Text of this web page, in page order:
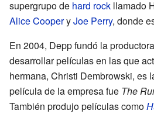
supergrupo de hard rock llamado
Alice CooperyJoe Perry, donde
En 2004, Depp fundó la
desarrollar películas en las que
hermana, Christi Dembrowski, es
película de la empresa fue The
También produjo películas como